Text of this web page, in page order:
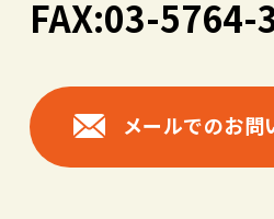
FAX:03-5764-
メールでのお問